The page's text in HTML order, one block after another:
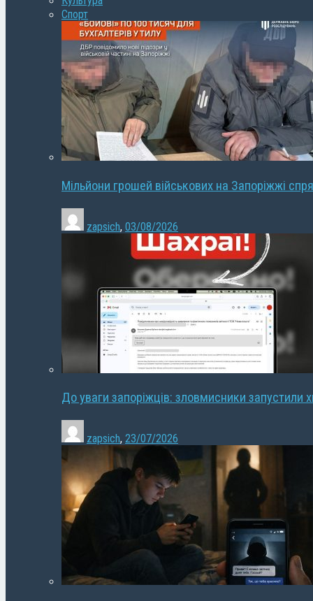
Спорт
Мільйони грошей військових на Запоріжжі
zapsich, 03/08/2026
До уваги запоріжців: зловмисники запустили
zapsich, 23/07/2026